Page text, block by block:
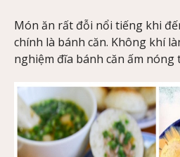
Món ăn rất đỗi nổi tiếng khi
chính là bánh căn. Không khí
nghiệm đĩa bánh căn ấm nóng